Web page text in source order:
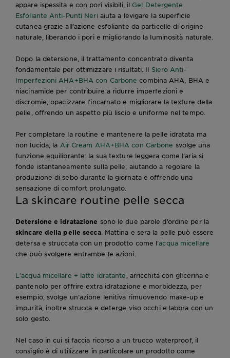
appare ispessita e con pori visibili, il Gel Detergente
Esfoliante Anti-Punti Neriaiuta a levigare la superficie
cutanea grazie all’azione esfoliante da particelle di origine
naturale, liberando i pori e migliorando la luminosità naturale.
Dopo la detersione, il trattamento concentrato diventa
fondamentale per ottimizzare i risultati. Il Siero Anti-
Imperfezioni AHA+BHA con Carbone combina AHA, BHA e
niacinamide per contribuire a ridurre imperfezioni e
discromie, opacizzare l’incarnato e migliorare la texture della
pelle, offrendo un aspetto più liscio e uniforme nel tempo.
Per completare la routine e mantenere la pelle idratata ma
non lucida, la Air Cream AHA+BHA con Carbone svolge una
funzione equilibrante: la sua texture leggera come l’aria si
fonde istantaneamente sulla pelle, aiutando a regolare la
produzione di sebo durante la giornata e offrendo una
sensazione di comfort prolungato.
La skincare routine pelle secca
Detersione e idratazione sono le due parole d’ordine per la
skincare della pelle secca. Mattina e sera la pelle può essere
detersa e struccata con un prodotto come l’acqua micellare
che può svolgere entrambe le azioni.
L’acqua micellare + latte idratante , arricchita con glicerina e
pantenolo per offrire extra idratazione e morbidezza, per
esempio, svolge un’azione lenitiva rimuovendo make-up e
impurità, inoltre strucca e deterge viso occhi e labbra con un
solo gesto.
Nel caso in cui si faccia ricorso a un trucco waterproof, il
consiglio è di utilizzare in particolare un prodotto come